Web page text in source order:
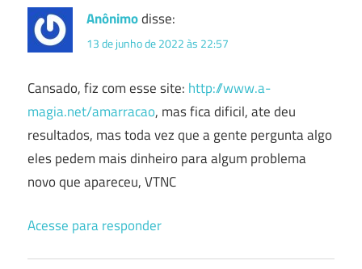
Anônimodisse:
13 de junho de 2022 às 22:57
Cansado, fiz com esse site: http://www.a-
magia.net/amarracao, mas fica dificil, ate deu
resultados, mas toda vez que a gente pergunta algo
eles pedem mais dinheiro para algum problema
novo que apareceu, VTNC
Acesse para responder